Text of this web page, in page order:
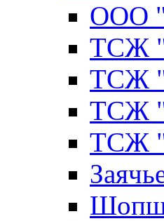
ООО
ТСЖ
ТСЖ
ТСЖ
ТСЖ